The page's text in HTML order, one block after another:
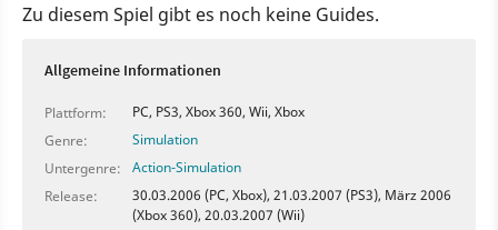
Zu diesem Spiel gibt es noch keine Guides.
Allgemeine Informationen
Plattform:
PC, PS3, Xbox 360, Wii, Xbox
Genre:
Simulation
Untergenre:
Action-Simulation
Release:
30.03.2006 (PC, Xbox), 21.03.2007 (PS3), März 2006
(Xbox 360), 20.03.2007 (Wii)